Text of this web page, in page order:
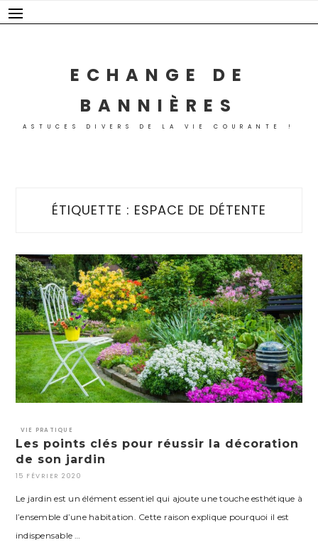
Skip
to
ECHANGE DE
BANNIÈRES
ASTUCES DIVERS DE LA VIE COURANTE !
ÉTIQUETTE : ESPACE DE DÉTENTE
VIE PRATIQUE
Les points clés pour réussir la décoration
de son jardin
15 FÉVRIER 2020
Le jardin est un élément essentiel qui ajoute une touche esthétique à
l’ensemble d’une habitation. Cette raison explique pourquoi il est
indispensable …